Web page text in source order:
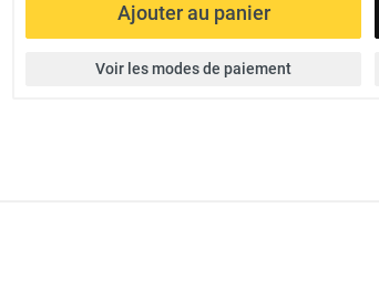
Ajouter au panier
Voir les modes de paiement